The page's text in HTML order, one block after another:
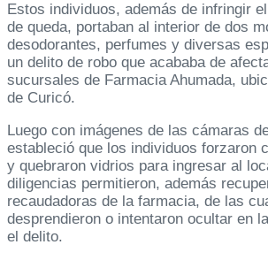
Estos individuos, además de infringir
de queda, portaban al interior de dos
desodorantes, perfumes y diversas
un delito de robo que acababa de
sucursales de Farmacia Ahumada,
de Curicó.
Luego con imágenes de las cámaras
estableció que los individuos forzaron
y quebraron vidrios para ingresar al
diligencias permitieron, además
recaudadoras de la farmacia, de las
desprendieron o intentaron ocultar en
el delito.